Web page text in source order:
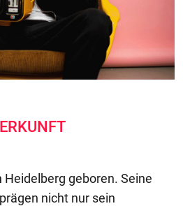
Heidelberg geboren. Seine
nicht nur sein